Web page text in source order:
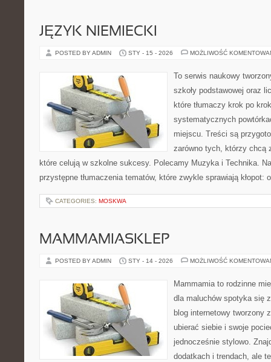
JĘZYK NIEMIECKI
POSTED BY ADMIN STY - 15 - 2026 MOŻLIWOŚĆ
To serwis naukowy
szkoły podstawowej oraz
które tłumaczy krok po
systematycznych
miejscu. Treści są
zarówno tych, którzy chcą
które celują w szkolne sukcesy. Polecamy Muzyka i Technika.
przystępne tłumaczenia tematów, które zwykle sprawiają
CATEGORIES: MOSKWA
MAMMAMIASKLEP
POSTED BY ADMIN STY - 14 - 2026 MOŻLIWOŚĆ
Mammamia to rodzinne
dla maluchów spotyka się
blog internetowy tworzony
ubierać siebie i swoje
jednocześnie stylowo.
dodatkach i trendach, ale